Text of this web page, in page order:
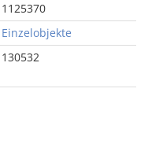
1125370
Einzelobjekte
130532